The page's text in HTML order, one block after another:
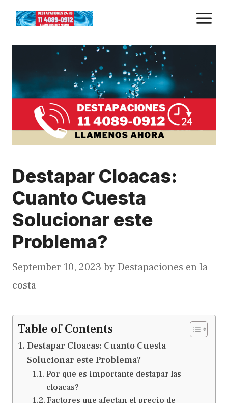
content
Destapar Cloacas:
Cuanto Cuesta
Solucionar este
Problema?
September 10, 2023 by Destapaciones en la
costa
Table of Contents
Destapar Cloacas: Cuanto Cuesta
Solucionar este Problema?
Por que es importante destapar las
cloacas?
Factores que afectan el precio de